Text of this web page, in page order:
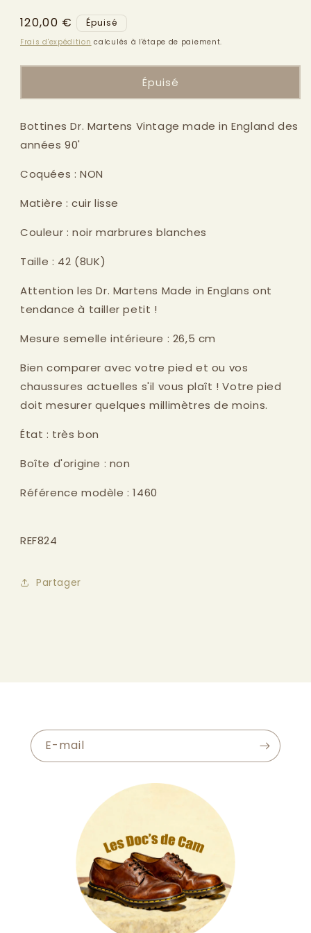
Prix
habituel
120,00 € Épuisé
Frais d'expédition calculés à l'étape de paiement.
Épuisé
Bottines Dr. Martens Vintage made in England des
années 90'
Coquées : NON
Matière : cuir lisse
Couleur : noir marbrures blanches
Taille : 42 (8UK)
Attention les Dr. Martens Made in Englans ont
tendance à tailler petit !
Mesure semelle intérieure : 26,5 cm
Bien comparer avec votre pied et ou vos
chaussures actuelles s'il vous plaît ! Votre pied
doit mesurer quelques millimètres de moins.
État : très bon
Boîte d'origine : non
Référence modèle : 1460
REF824
Partager
E-mail